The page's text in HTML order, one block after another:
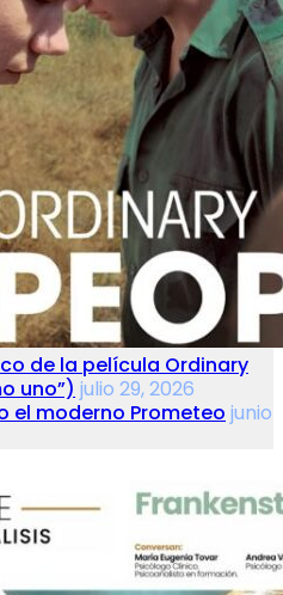
de la película Ordinary
uno”) julio 29, 2026
el moderno Prometeo junio